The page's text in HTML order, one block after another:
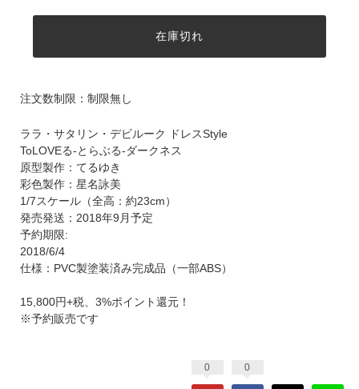
在庫切れ
注文数制限：制限無し
ララ・サタリン・デビルーク ドレスStyle
ToLOVEる-とらぶる-ダークネス
原型製作：てるゆき
彩色製作：星名詠美
1/7スケール（全高：約23cm）
発売発送：2018年9月予定
予約期限:
2018/6/4
仕様：PVC製塗装済み完成品（一部ABS）
15,800円+税、3%ポイント還元！
※予約販売です
0 0